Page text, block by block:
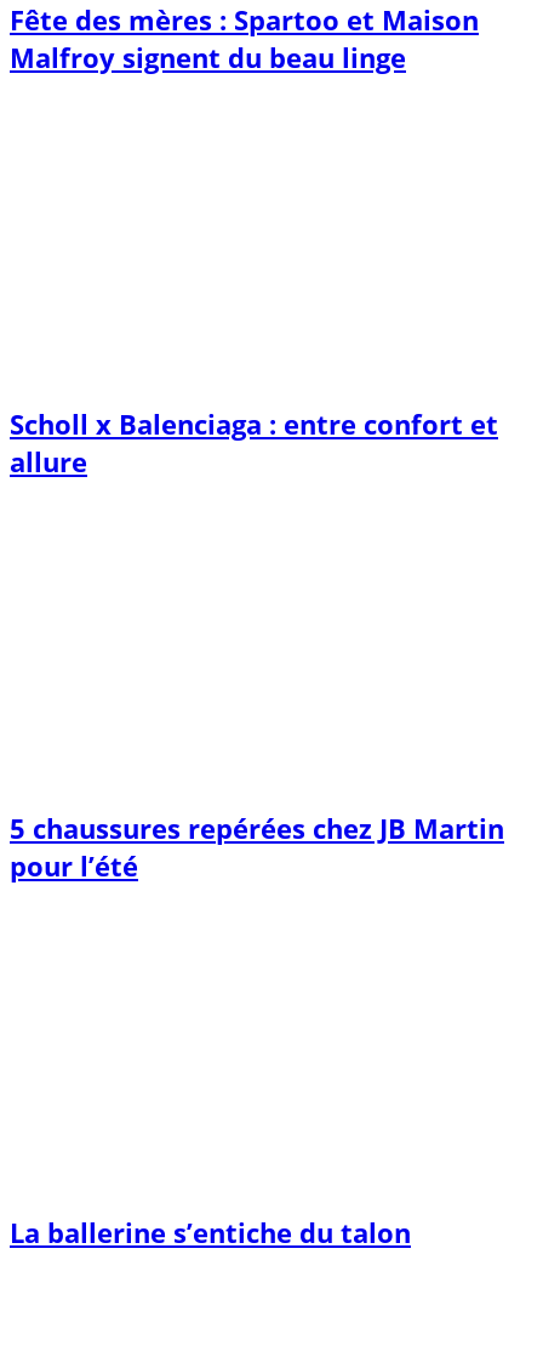
Fête des mères : Spartoo et Maison
Malfroy signent du beau linge
Scholl x Balenciaga : entre confort et
allure
5 chaussures repérées chez JB Martin
pour l’été
La ballerine s’entiche du talon